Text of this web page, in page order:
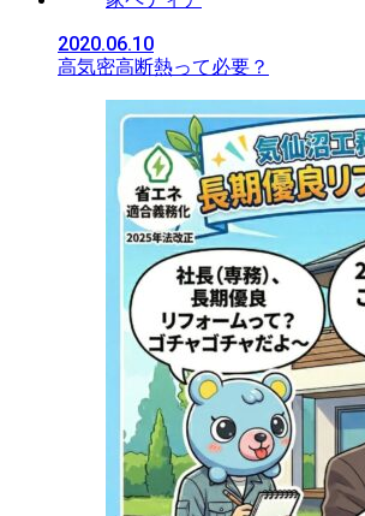
2020.06.10
高気密高断熱って必要？